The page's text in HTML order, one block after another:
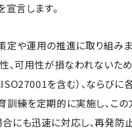
言します。
定や運用の推進に取り組みま
、可用性が損なわれないた
を含む）、ならびに
練を定期的に実施し、こ
にも迅速に対応し、再発防